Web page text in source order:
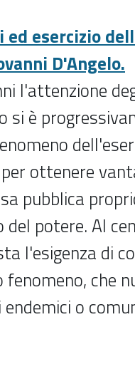
esercizio
D'Angelo.
l'attenzione
è
ottenere
pubblica
potere. Al
l'esigenza di
che
o